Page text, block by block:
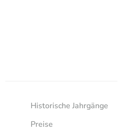
Historische Jahrgänge
Preise